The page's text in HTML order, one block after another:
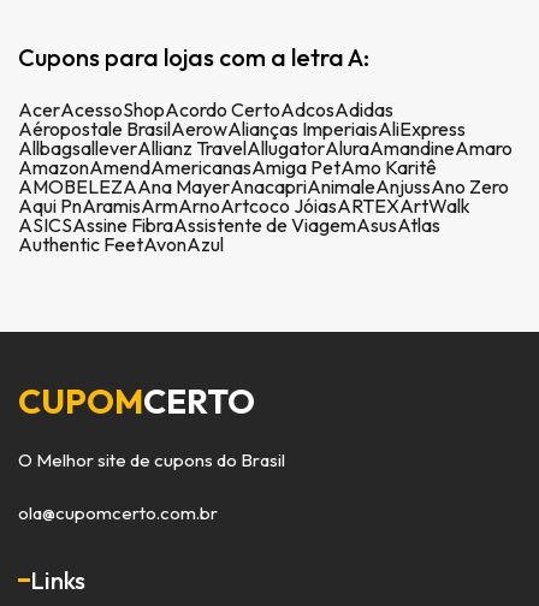
Cupons para lojas com a letra A:
AcerAcessoShopAcordo CertoAdcosAdidas
Aéropostale BrasilAerowAlianças ImperiaisAliExpress
AllbagsalleverAllianz TravelAllugatorAluraAmandineAmaro
AmazonAmendAmericanasAmiga PetAmo Karitê
AMOBELEZAAna MayerAnacapriAnimaleAnjussAno Zero
Aqui PnAramisArmArnoArtcoco JóiasARTEXArtWalk
ASICSAssine FibraAssistente de ViagemAsusAtlas
Authentic FeetAvonAzul
CUPOMCERTO
O Melhor site de cupons do Brasil
ola@cupomcerto.com.br
Links